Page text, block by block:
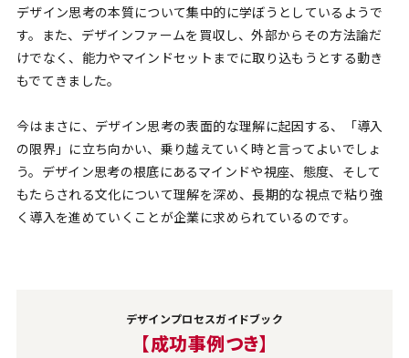
デザイン思考の本質について集中的に学ぼうとしているようで
す。また、デザインファームを買収し、外部からその方法論だ
けでなく、能力やマインドセットまでに取り込もうとする動き
もでてきました。
今はまさに、デザイン思考の表面的な理解に起因する、「導入
の限界」に立ち向かい、乗り越えていく時と言ってよいでしょ
う。デザイン思考の根底にあるマインドや視座、態度、そして
もたらされる文化について理解を深め、長期的な視点で粘り強
く導入を進めていくことが企業に求められているのです。
デザインプロセスガイドブック
【成功事例つき】